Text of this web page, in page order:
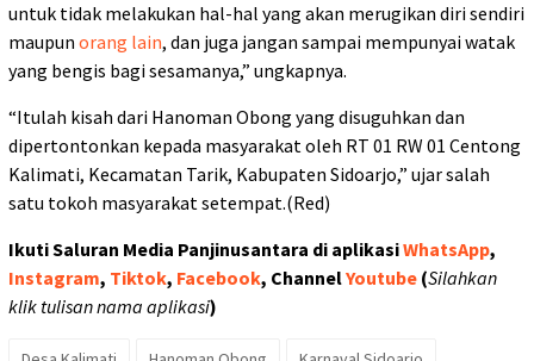
untuk tidak melakukan hal-hal yang akan merugikan diri sendiri
maupun orang lain, dan juga jangan sampai mempunyai watak
yang bengis bagi sesamanya,” ungkapnya.
“Itulah kisah dari Hanoman Obong yang disuguhkan dan
dipertontonkan kepada masyarakat oleh RT 01 RW 01 Centong
Kalimati, Kecamatan Tarik, Kabupaten Sidoarjo,” ujar salah
satu tokoh masyarakat setempat.(Red)
Ikuti Saluran Media Panjinusantara di aplikasiWhatsApp,
Instagram, Tiktok, Facebook, ChannelYoutube (Silahkan
klik tulisan nama aplikasi)